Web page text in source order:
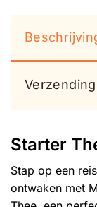
Verzending
Starter
Stap op een
ontwaken met